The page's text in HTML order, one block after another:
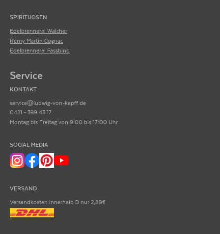
SPIRITUOSEN
Edelbrennerei Walcher
Rémy Martin Cognac
Edelbrennerei Fassbind
Service
KONTAKT
service@ludwig-von-kapff.de
0421 - 399 43 17
Montag bis Freitag von 9:00 bis 17:00 Uhr
SOCIAL MEDIA
VERSAND
Versandkosten innerhalb D nur 2,89€